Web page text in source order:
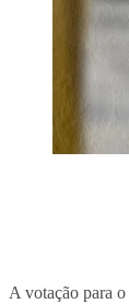
A votação para o